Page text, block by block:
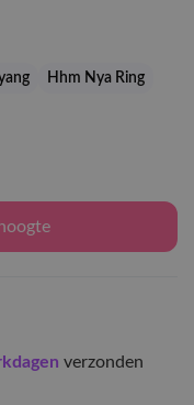
Hhm Nya Ring
verzonden